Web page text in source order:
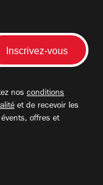
nos conditions
et de recevoir les
offres et